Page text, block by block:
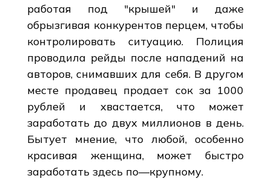
работая под "крышей" и даже
обрызгивая конкурентов перцем, чтобы
контролировать ситуацию. Полиция
проводила рейды после нападений на
авторов, снимавших для себя. В другом
месте продавец продает сок за 1000
рублей и хвастается, что может
заработать до двух миллионов в день.
Бытует мнение, что любой, особенно
красивая женщина, может быстро
заработать здесь по—крупному.